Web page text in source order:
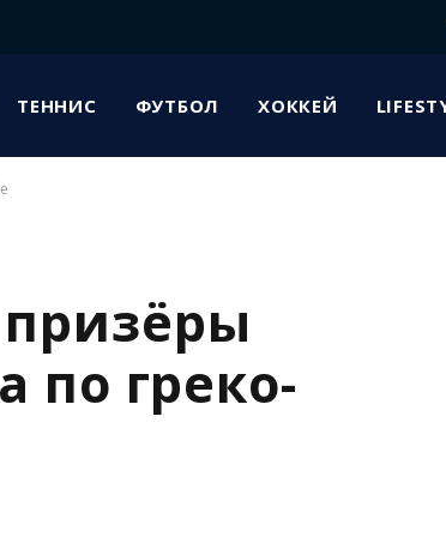
ТЕННИС ФУТБОЛ ХОККЕЙ
по греко-